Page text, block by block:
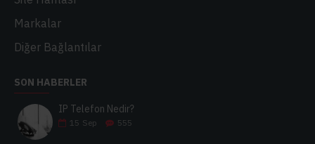
Markalar
Diğer Bağlantılar
SON HABERLER
IP Telefon Nedir?
15 Sep 555